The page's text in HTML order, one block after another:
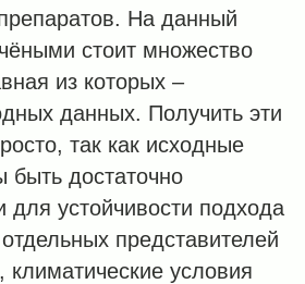
На данный
стоит множество
из которых –
данных. Получить эти
так как исходные
достаточно
для устойчивости подхода
представителей
условия